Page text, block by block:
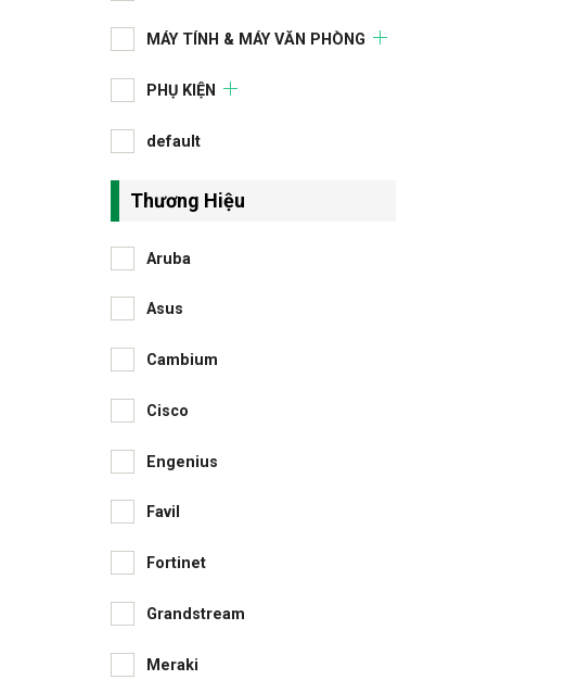
MÁY TÍNH & MÁY VĂN PHÒNG
PHỤ KIỆN
default
Thương Hiệu
Aruba
Asus
Cambium
Cisco
Engenius
Favil
Fortinet
Grandstream
Meraki